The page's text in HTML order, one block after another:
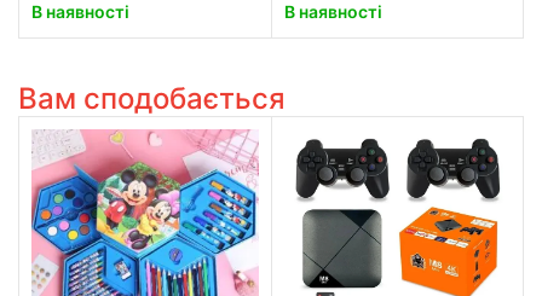
В наявності В наявності
Вам сподобається